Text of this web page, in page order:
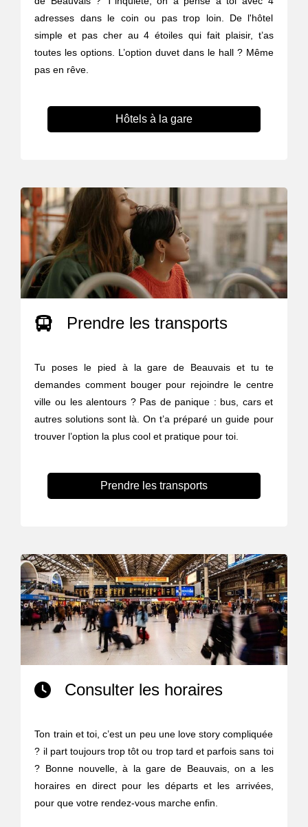
adresses dans le coin ou pas trop loin. De l'hôtel
simple et pas cher au 4 étoiles qui fait plaisir, t’as
toutes les options. L’option duvet dans le hall ? Même
pas en rêve.
Hôtels à la gare
Prendre les transports
Tu poses le pied à la gare de Beauvais et tu te
demandes comment bouger pour rejoindre le centre
ville ou les alentours ? Pas de panique : bus, cars et
autres solutions sont là. On t’a préparé un guide pour
trouver l’option la plus cool et pratique pour toi.
Prendre les transports
Consulter les horaires
Ton train et toi, c’est un peu une love story compliquée
? il part toujours trop tôt ou trop tard et parfois sans toi
? Bonne nouvelle, à la gare de Beauvais, on a les
horaires en direct pour les départs et les arrivées,
pour que votre rendez-vous marche enfin.